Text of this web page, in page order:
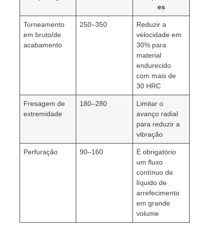
es
Torneamento
em bruto/de
acabamento
250–350
Reduzir a
velocidade em
30% para
material
endurecido
com mais de
30 HRC
Fresagem de
extremidade
180–280
Limitar o
avanço radial
para reduzir a
vibração
Perfuração 90–160
É obrigatório
um fluxo
contínuo de
líquido de
arrefecimento
em grande
volume